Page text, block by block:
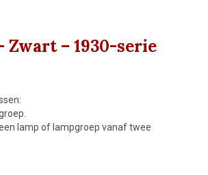
Zwart – 1930-serie
lamp of lampgroep vanaf twee